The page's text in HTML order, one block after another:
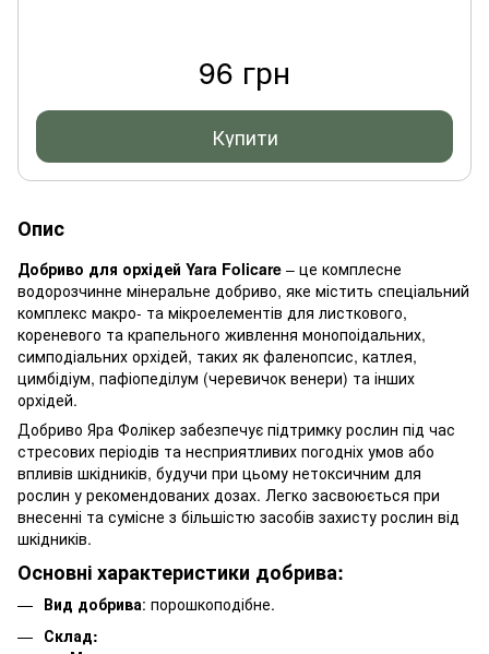
96 грн
Купити
Опис
Добриво для орхідей Yara Folicare – це комплесне
водорозчинне мінеральне добриво, яке містить спеціальний
комплекс макро- та мікроелементів для листкового,
кореневого та крапельного живлення монопоідальних,
симподіальних орхідей, таких як фаленопсис, катлея,
цимбідіум, пафіопеділум (черевичок венери) та інших
орхідей.
Добриво Яра Фолікер забезпечує підтримку рослин під час
стресових періодів та несприятливих погодніх умов або
впливів шкідників, будучи при цьому нетоксичним для
рослин у рекомендованих дозах. Легко засвоюється при
внесенні та сумісне з більшістю засобів захисту рослин від
шкідників.
Основні характеристики добрива:
Вид добрива: порошкоподібне.
Склад: